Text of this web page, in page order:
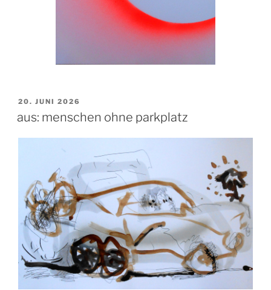
VERÖFFENTLICHT
20. JUNI 2026
aus: menschen ohne parkplatz